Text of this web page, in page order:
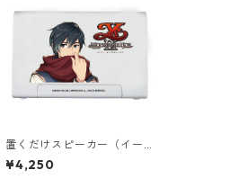
置くだけスピーカー（イー
スⅨ）
¥4,250